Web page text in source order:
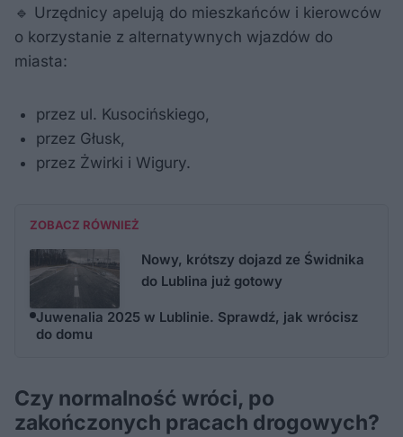
🔹 Urzędnicy apelują do mieszkańców i kierowców
o korzystanie z alternatywnych wjazdów do
miasta:
przez ul. Kusocińskiego,
przez Głusk,
przez Żwirki i Wigury.
ZOBACZ RÓWNIEŻ
Nowy, krótszy dojazd ze Świdnika
do Lublina już gotowy
Juwenalia 2025 w Lublinie. Sprawdź, jak wrócisz
do domu
Czy normalność wróci, po
zakończonych pracach drogowych?